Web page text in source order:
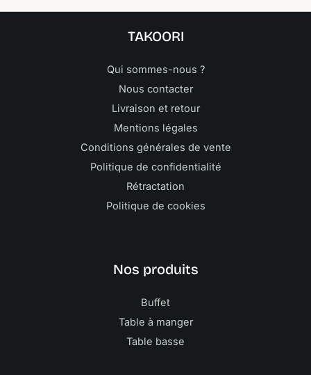
TAKOORI
Qui sommes-nous ?
Nous contacter
Livraison et retour
Mentions légales
Conditions générales de vente
Politique de confidentialité
Rétractation
Politique de cookies
Nos produits
Buffet
Table à manger
Table basse